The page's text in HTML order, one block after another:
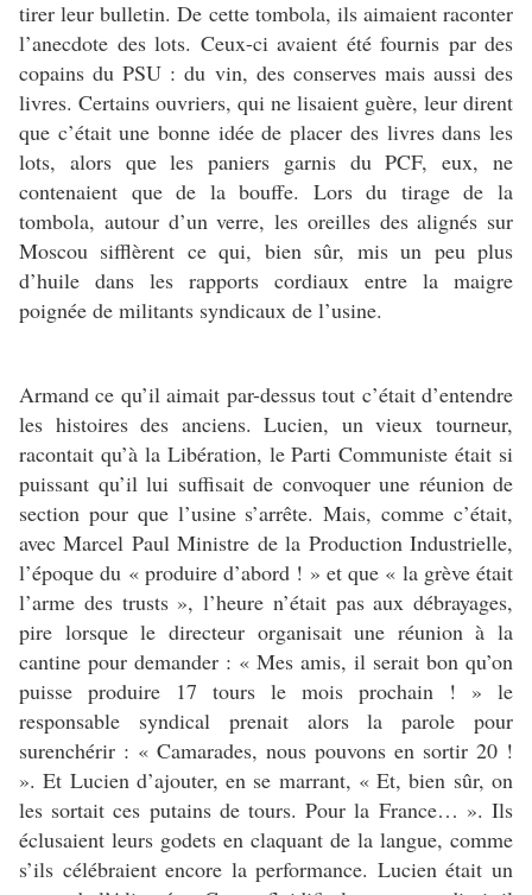
tirer leur bulletin. De cette tombola, ils aimaient raconter
l’anecdote des lots. Ceux-ci avaient été fournis par des
copains du PSU : du vin, des conserves mais aussi des
livres. Certains ouvriers, qui ne lisaient guère, leur dirent
que c’était une bonne idée de placer des livres dans les
lots, alors que les paniers garnis du PCF, eux, ne
contenaient que de la bouffe. Lors du tirage de la
tombola, autour d’un verre, les oreilles des alignés sur
Moscou sifflèrent ce qui, bien sûr, mis un peu plus
d’huile dans les rapports cordiaux entre la maigre
poignée de militants syndicaux de l’usine.
Armand ce qu’il aimait par-dessus tout c’était d’entendre
les histoires des anciens. Lucien, un vieux tourneur,
racontait qu’à la Libération, le Parti Communiste était si
puissant qu’il lui suffisait de convoquer une réunion de
section pour que l’usine s’arrête. Mais, comme c’était,
avec Marcel Paul Ministre de la Production Industrielle,
l’époque du « produire d’abord ! » et que « la grève était
l’arme des trusts », l’heure n’était pas aux débrayages,
pire lorsque le directeur organisait une réunion à la
cantine pour demander : « Mes amis, il serait bon qu’on
puisse produire 17 tours le mois prochain ! » le
responsable syndical prenait alors la parole pour
surenchérir : « Camarades, nous pouvons en sortir 20 !
». Et Lucien d’ajouter, en se marrant, « Et, bien sûr, on
les sortait ces putains de tours. Pour la France… ». Ils
éclusaient leurs godets en claquant de la langue, comme
s’ils célébraient encore la performance. Lucien était un